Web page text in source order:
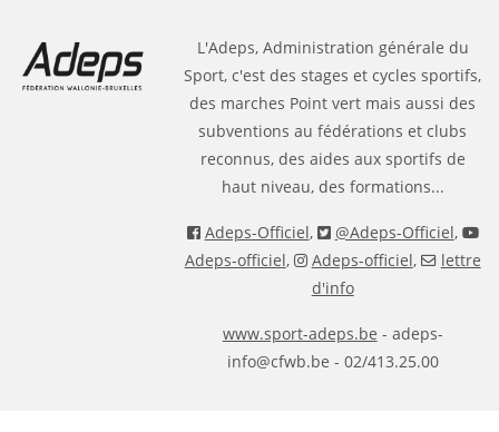
L'Adeps, Administration générale du
Sport, c'est des stages et cycles sportifs,
des marches Point vert mais aussi des
subventions au fédérations et clubs
reconnus, des aides aux sportifs de
haut niveau, des formations...
Adeps-Officiel, @Adeps-Officiel,
Adeps-officiel, Adeps-officiel,
lettre
d'info
www.sport-adeps.be - adeps-
info@cfwb.be - 02/413.25.00